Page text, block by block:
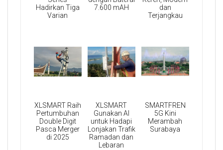
Hadirkan Tiga
Varian
7.600 mAH
dan
Terjangkau
XLSMART Raih
Pertumbuhan
Double Digit
Pasca Merger
di 2025
XLSMART
Gunakan AI
untuk Hadapi
Lonjakan Trafik
Ramadan dan
Lebaran
SMARTFREN
5G Kini
Merambah
Surabaya